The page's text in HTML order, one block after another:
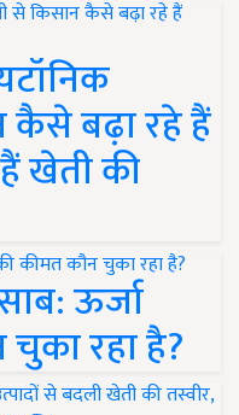
कैसे बढ़ा रहे हैं
खेती की
ऊर्जा
रहा है?